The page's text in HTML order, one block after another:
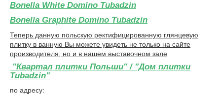
Bonella White Domino Tubadzin
Bonella Graphite Domino Tubadzin
Теперь данную польскую ректифицированную глянцевую
плитку в ванную Вы можете увидеть не только на сайте
производителя, но и в нашем выставочном зале
"Квартал плитки Польши" / "Дом плитки
Tubadzin"
по адресу: